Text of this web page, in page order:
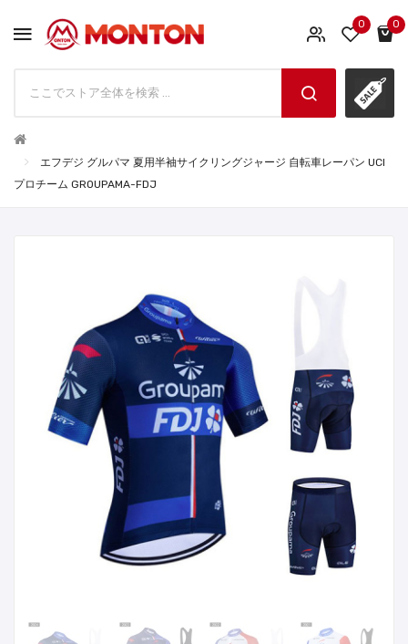
0 0
エフデジ グルパマ 夏用半袖サイクリングジャージ 自転車レーパン UCI
プロチーム GROUPAMA-FDJ